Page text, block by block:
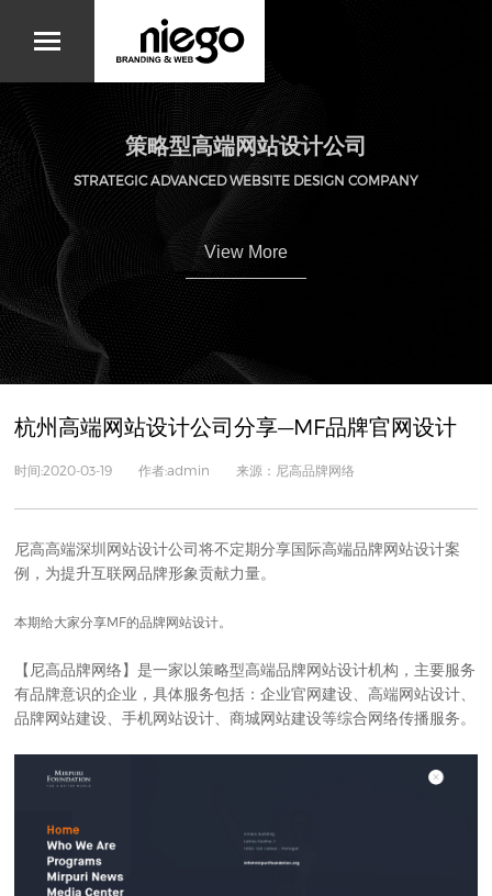
策略型高端网站设计公司
STRATEGIC ADVANCED WEBSITE DESIGN COMPANY
View More
杭州高端网站设计公司分享—MF品牌官网设计
时间:2020-03-19 作者:admin 来源：尼高品牌网络
尼高高端深圳网站设计公司将不定期分享国际高端品牌网站设计案
例，为提升互联网品牌形象贡献力量。
本期给大家分享MF的品牌网站设计
【尼高品牌网络】是一家以策略型高端品牌网站设计机构，主要服务
有品牌意识的企业，具体服务包括：企业官网建设 、高端网站设计
品牌网站建设 、手机网站设计 、商城网站建设等综合网络传播服务。